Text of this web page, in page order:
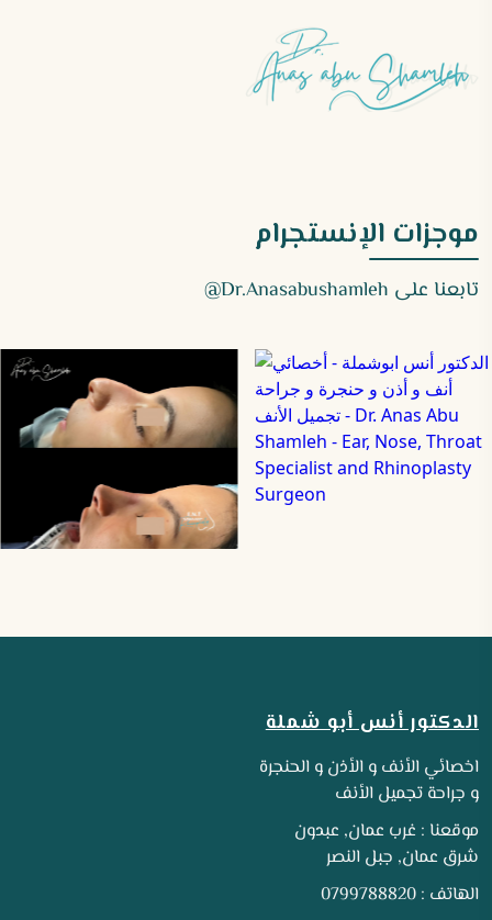
موجزات الإنستجرام
تابعنا على Dr.anasabushamleh@
الدكتور أنس أبو شملة
اخصائي الأنف و الأذن و الحنجرة
و جراحة تجميل الأنف
موقعنا : غرب عمان, عبدون
شرق عمان, جبل النصر
الهاتف : 0799788820